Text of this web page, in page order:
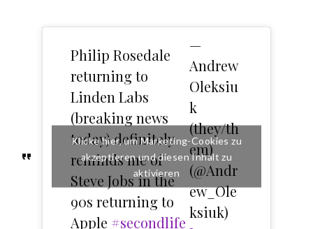
Philip Rosedale
returning to
Linden Labs
(breaking news
today) definitely
reminds me of
Steve Jobs in the
90s returning to
Apple #secondlife
—
Andrew
Oleksiu
k
(they/th
em)
(@Andr
ew_Ole
ksiuk)
Klicke hier, um Marketing-Cookies zu
akzeptieren und diesen Inhalt zu
aktivieren